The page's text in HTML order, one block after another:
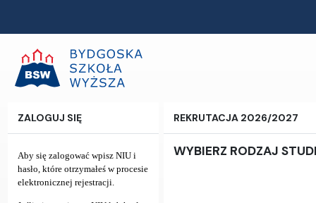
ZALOGUJ SIĘ
Aby się zalogować wpisz NIU i
hasło, które otrzymałeś w procesie
elektronicznej rejestracji.
REKRUTACJA 2026/2027
WYBIERZ RODZAJ